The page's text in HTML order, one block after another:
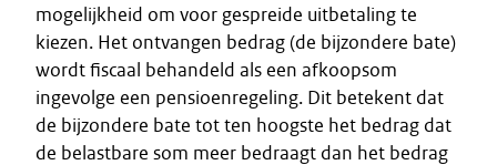
mogelijkheid om voor gespreide uitbetaling te
kiezen. Het ontvangen bedrag (de bijzondere bate)
wordt fiscaal behandeld als een afkoopsom
ingevolge een pensioenregeling. Dit betekent dat
de bijzondere bate tot ten hoogste het bedrag dat
de belastbare som meer bedraagt dan het bedrag